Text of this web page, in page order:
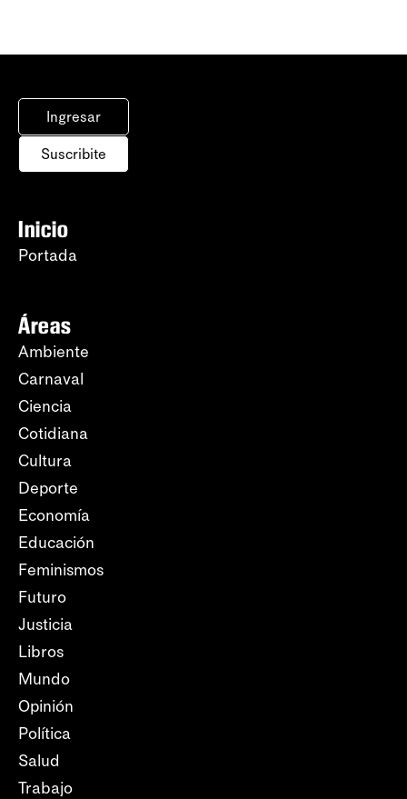
Ingresar
Suscribite
Inicio
Portada
Áreas
Ambiente
Carnaval
Ciencia
Cotidiana
Cultura
Deporte
Economía
Educación
Feminismos
Futuro
Justicia
Libros
Mundo
Opinión
Política
Salud
Trabajo